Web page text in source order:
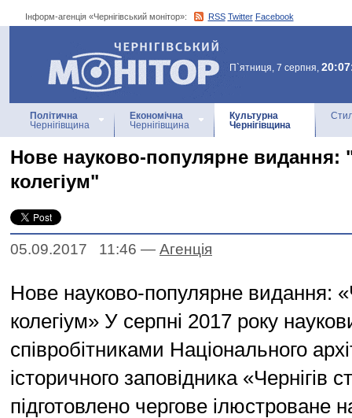
Інформ-агенція «Чернігівський монітор»: RSS Twitter Facebook
Інформ-агенція
«Чернігівський монітор»
П`ятниця, 7 серпня,
Політична
Чернігівщина
Економічна
Чернігівщина
Культурна
Чернігівщина
Нове науково-популярне видання:
колегіум"
05.09.2017 11:46 — Агенцiя
Нове науково-популярне видання:
колегіум» У серпні 2017 року
співробітниками Національного
історичного заповідника «Чернігів
підготовлено чергове ілюстроване